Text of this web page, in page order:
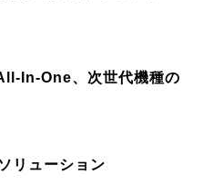
In-One、次世代機種の
リューション